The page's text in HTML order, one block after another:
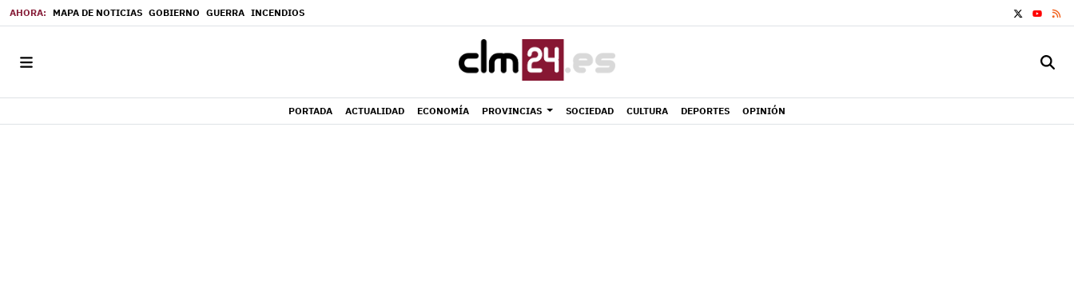
MAPA DE NOTICIAS GOBIERNO GUERRA INCENDIOS
YOUTUBE
PORTADA ACTUALIDAD ECONOMÍA PROVINCIAS SOCIEDAD CULTURA DEPORTES OPINIÓN